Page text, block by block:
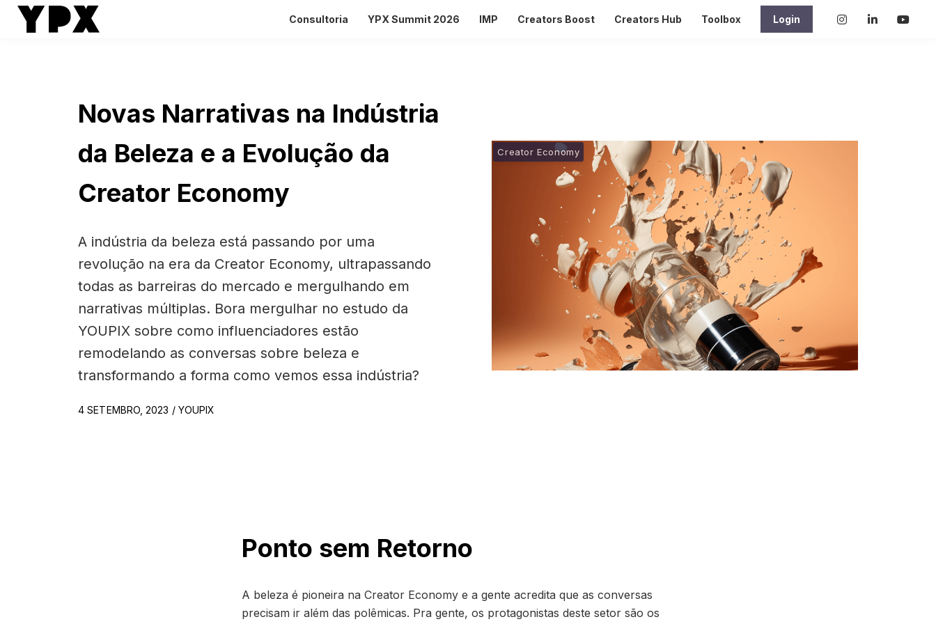
Consultoria YPX Summit 2026 IMP Creators Boost Creators Hub Toolbox Login
Novas Narrativas na Indústria
da Beleza e a Evolução da
Creator Economy
A indústria da beleza está passando por uma
revolução na era da Creator Economy, ultrapassando
todas as barreiras do mercado e mergulhando em
narrativas múltiplas. Bora mergulhar no estudo da
YOUPIX sobre como influenciadores estão
remodelando as conversas sobre beleza e
transformando a forma como vemos essa indústria?
4 SETEMBRO, 2023 / YOUPIX
Creator Economy
Ponto sem Retorno
A beleza é pioneira na Creator Economy e a gente acredita que as conversas
precisam ir além das polêmicas. Pra gente, os protagonistas deste setor são os